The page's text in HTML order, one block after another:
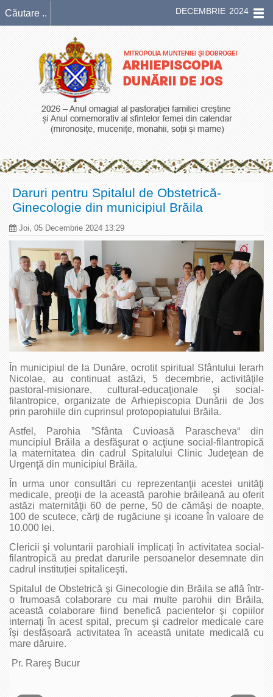
DECEMBRIE 2024
Daruri pentru Spitalul de Obstetrică-
Ginecologie din municipiul Brăila
Joi, 05 Decembrie 2024 13:29
În municipiul de la Dunăre, ocrotit spiritual Sfântului Ierarh
Nicolae, au continuat astăzi, 5 decembrie, activităţile
pastoral-misionare, cultural-educaţionale şi social-
filantropice, organizate de Arhiepiscopia Dunării de Jos
prin parohiile din cuprinsul protopopiatului Brăila.
Astfel, Parohia ”Sfânta Cuvioasă Parascheva“ din
muncipiul Brăila a desfăşurat o acţiune social-filantropică
la maternitatea din cadrul Spitalului Clinic Judeţean de
Urgenţă din municipiul Brăila.
În urma unor consultări cu reprezentanţii acestei unităţi
medicale, preoţii de la această parohie brăileană au oferit
astăzi maternităţii 60 de perne, 50 de cămăşi de noapte,
100 de scutece, cărţi de rugăciune şi icoane în valoare de
10.000 lei.
Clericii şi voluntarii parohiali implicați în activitatea social-
filantropică au predat darurile persoanelor desemnate din
cadrul instituției spitaliceşti.
Spitalul de Obstetrică şi Ginecologie din Brăila se află într-
o frumoasă colaborare cu mai multe parohii din Brăila,
această colaborare fiind benefică pacientelor şi copiilor
internaţi în acest spital, precum şi cadrelor medicale care
îşi desfășoară activitatea în această unitate medicală cu
mare dăruire.
Pr. Rareş Bucur